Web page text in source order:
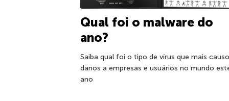
Qual foi o malware do
ano?
Saiba qual foi o tipo de vírus que mais
danos a empresas e usuários no mundo
ano